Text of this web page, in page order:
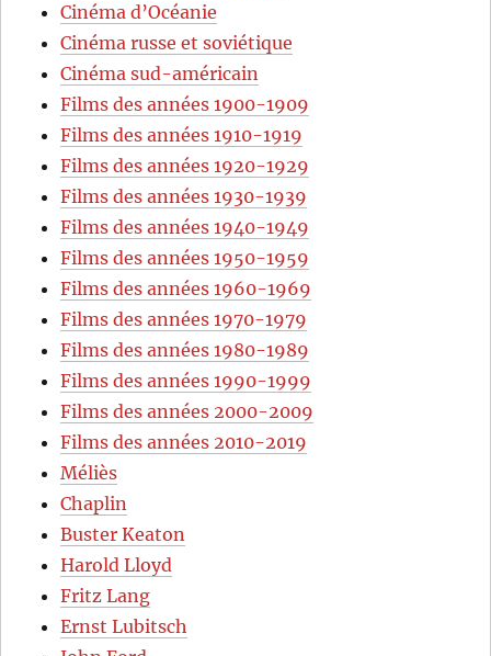
Cinéma d’Océanie
Cinéma russe et soviétique
Cinéma sud-américain
Films des années 1900-1909
Films des années 1910-1919
Films des années 1920-1929
Films des années 1930-1939
Films des années 1940-1949
Films des années 1950-1959
Films des années 1960-1969
Films des années 1970-1979
Films des années 1980-1989
Films des années 1990-1999
Films des années 2000-2009
Films des années 2010-2019
Méliès
Chaplin
Buster Keaton
Harold Lloyd
Fritz Lang
Ernst Lubitsch